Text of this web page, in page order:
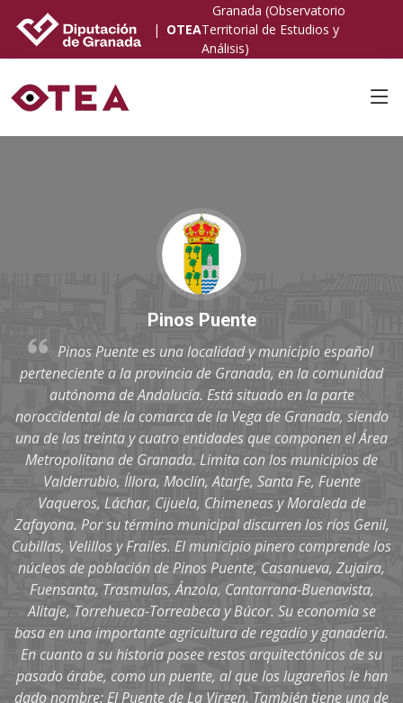
| OTEA
Granada (Observatorio
Territorial de Estudios y
Análisis)
Pinos Puente
Pinos Puente es una localidad y municipio español
perteneciente a la provincia de Granada, en la comunidad
autónoma de Andalucía. Está situado en la parte
noroccidental de la comarca de la Vega de Granada, siendo
una de las treinta y cuatro entidades que componen el Área
Metropolitana de Granada. Limita con los municipios de
Valderrubio, Íllora, Moclín, Atarfe, Santa Fe, Fuente
Vaqueros, Láchar, Cijuela, Chimeneas y Moraleda de
Zafayona. Por su término municipal discurren los ríos Genil,
Cubillas, Velillos y Frailes. El municipio pinero comprende los
núcleos de población de Pinos Puente, Casanueva, Zujaira,
Fuensanta, Trasmulas, Ánzola, Cantarrana-Buenavista,
Alitaje, Torrehueca-Torreabeca y Búcor. Su economía se
basa en una importante agricultura de regadío y ganadería.
En cuanto a su historia posee restos arquitectónicos de su
pasado árabe, como un puente, al que los lugareños le han
dado nombre: El Puente de La Virgen. También tiene una de